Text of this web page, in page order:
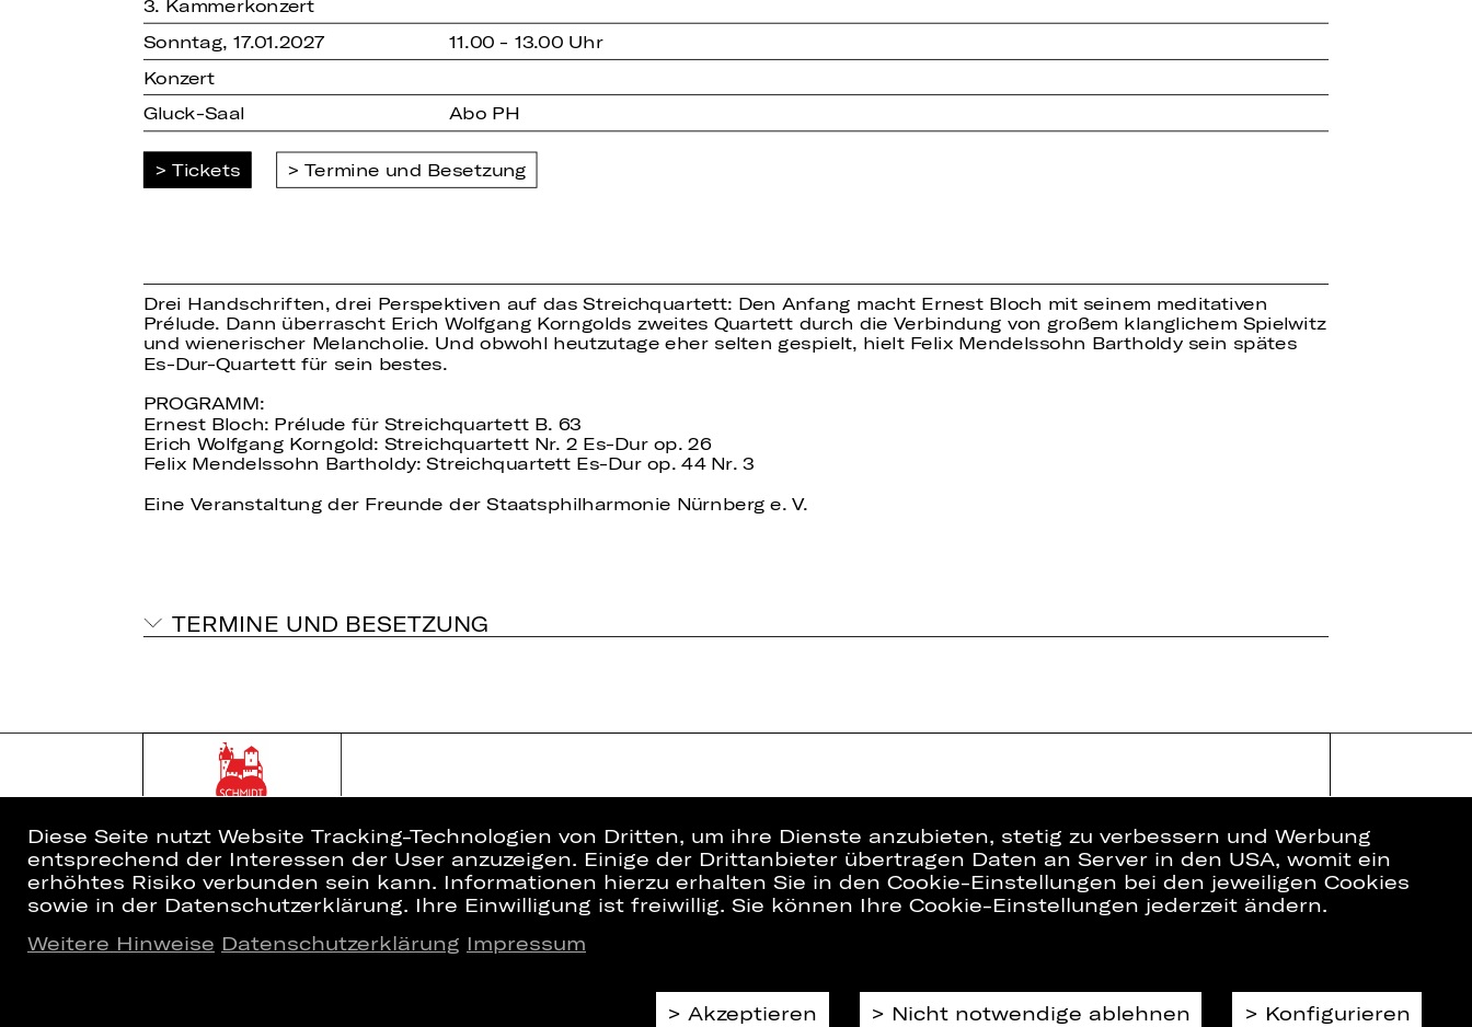
3. Kammerkonzert
Sonntag, 17.01.2027
11.00 - 13.00 Uhr
Konzert
Gluck-Saal
Abo PH
Tickets Termine und Besetzung
Drei Handschriften, drei Perspektiven auf das Streichquartett: Den Anfang macht Ernest Bloch mit seinem meditativen
Prélude. Dann überrascht Erich Wolfgang Korngolds zweites Quartett durch die Verbindung von großem klanglichem Spielwitz
und wienerischer Melancholie. Und obwohl heutzutage eher selten gespielt, hielt Felix Mendelssohn Bartholdy sein spätes
Es-Dur-Quartett für sein bestes.
PROGRAMM:
Ernest Bloch: Prélude für Streichquartett B. 63
Erich Wolfgang Korngold: Streichquartett Nr. 2 Es-Dur op. 26
Felix Mendelssohn Bartholdy: Streichquartett Es-Dur op. 44 Nr. 3
Eine Veranstaltung der Freunde der Staatsphilharmonie Nürnberg e. V.
TERMINE UND BESETZUNG
Home
Newsletter
Jobs
AGB
Cookies
Diese Seite nutzt Website Tracking-Technologien von Dritten, um ihre Dienste anzubieten, stetig zu verbessern und Werbung
entsprechend der Interessen der User anzuzeigen. Einige der Drittanbieter übertragen Daten an Server in den USA, womit ein
erhöhtes Risiko verbunden sein kann. Informationen hierzu erhalten Sie in den Cookie-Einstellungen bei den jeweiligen Cookies
sowie in der Datenschutzerklärung. Ihre Einwilligung ist freiwillig. Sie können Ihre Cookie-Einstellungen jederzeit ändern.
Weitere Hinweise Datenschutzerklärung Impressum
Akzeptieren Nicht notwendige ablehnen Konfigurieren